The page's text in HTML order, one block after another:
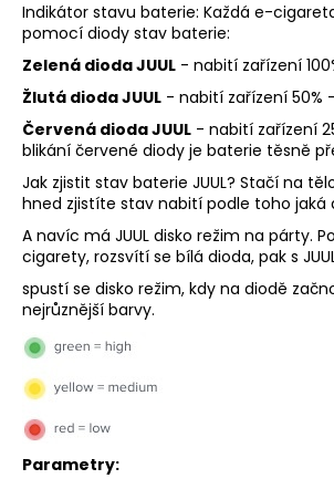
Indikátor stavu baterie: Každá e-
pomocí diody stav baterie:
Zelená dioda JUUL - nabití zařízení
Žlutá dioda JUUL - nabití zařízení 50%
Červená dioda JUUL - nabití zařízení
blikání červené diody je baterie těsně
Jak zjistit stav baterie JUUL? Stačí na
hned zjistíte stav nabití podle toho jaká
A navíc má JUUL disko režim na párty.
cigarety, rozsvítí se bílá dioda, pak s
spustí se disko režim, kdy na diodě
nejrůznější barvy.
Parametry:
č
u
j
e
m
e
JOYETECH
BF
SS316
ATOMIZER
0,6OHM
45
Kč